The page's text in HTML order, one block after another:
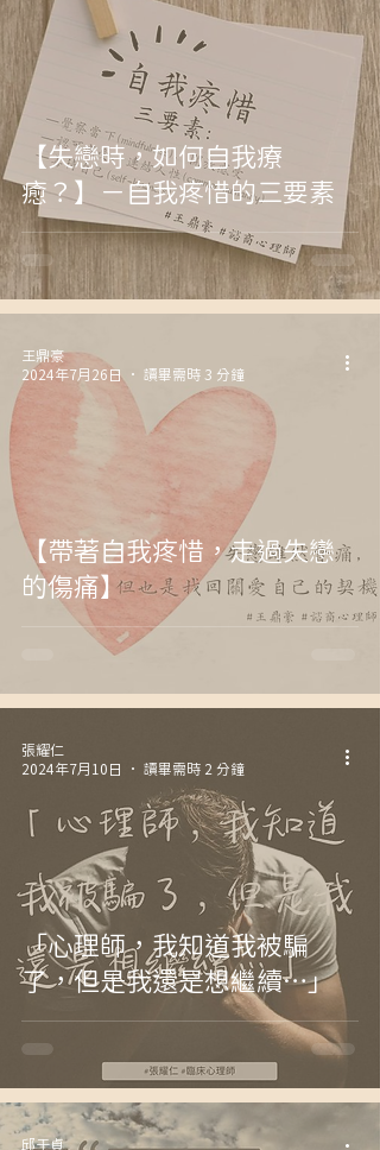
【失戀時，如何自我療
癒？】－自我疼惜的三要素
【帶著自我疼惜，走過失戀
的傷痛】
王鼎豪
2024年7月26日
讀畢需時 3 分鐘
「心理師，我知道我被騙
了，但是我還是想繼續…」
張耀仁
2024年7月10日
讀畢需時 2 分鐘
邱壬貞